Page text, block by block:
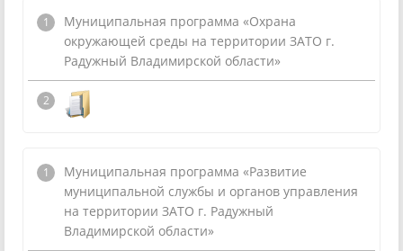
Муниципальная программа «Охрана
окружающей среды на территории ЗАТО г.
Радужный Владимирской области»
Муниципальная программа «Развитие
муниципальной службы и органов управления
на территории ЗАТО г. Радужный
Владимирской области»